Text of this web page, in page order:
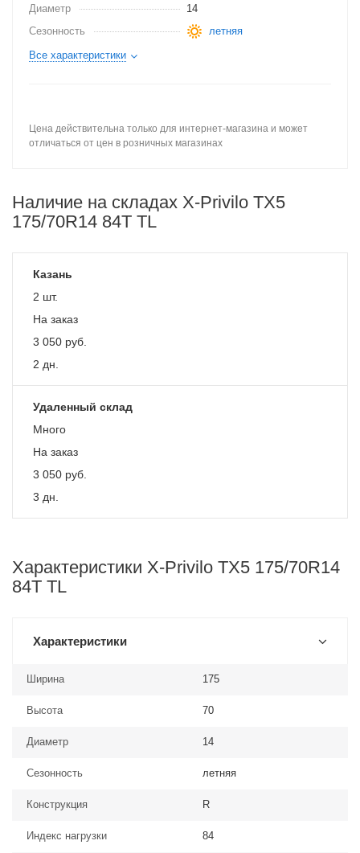
Диаметр
14
Сезонность
летняя
Все характеристики
Цена действительна только для интернет-магазина и может
отличаться от цен в розничных магазинах
Наличие на складах X-Privilo TX5
175/70R14 84T TL
Казань
2 шт.
На заказ
3 050 руб.
2 дн.
Удаленный склад
Много
На заказ
3 050 руб.
3 дн.
Характеристики X-Privilo TX5 175/70R14
84T TL
Характеристики
Ширина 175
Высота 70
Диаметр 14
Сезонность летняя
Конструкция R
Индекс нагрузки 84